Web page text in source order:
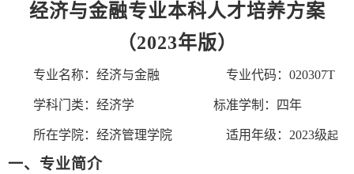
经济与金融专业本科人才培养方案
（2023年版）
专业名称：经济与金融 专业代码： 020307T
学科门类：经济学 标准学制：四年
所在学院：经济管理学院 适用年级： 2023级起
一、专业简介